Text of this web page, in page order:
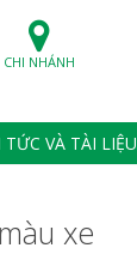
CHI NHÁNH
TỨC VÀ TÀI LIỆU
xe